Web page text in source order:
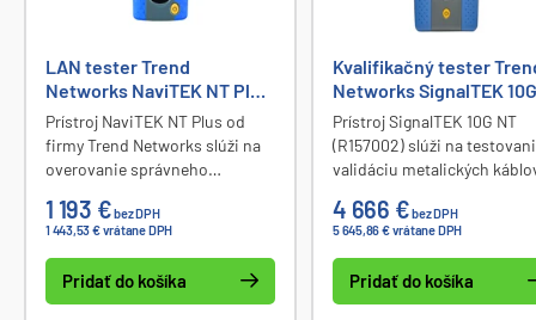
LAN tester Trend
Networks NaviTEK NT Plus
(R151005)
Prístroj NaviTEK NT Plus od
firmy Trend Networks slúži na
overovanie správneho
napájania a všade tam, kde je
nutné vykonať jednoduché
testy kabeláže a preveriť
spojenie pomocou základných
1 193 €bez DPH
1 443,53 € vrátane DPH
Pridať do košíka
Kvalifikačný tester
Networks SignalTEK 10G
NT (R157002)
Prístroj SignalTEK 10G NT
(R157002) slúži na
validáciu metalických
ponúka sieťové funkcie
DHCP, CDP / LLDP, meranie
jitteru, straty paketov a
4 666 €bez DPH
5 645,86 € vrátane DPH
Pridať do košíka